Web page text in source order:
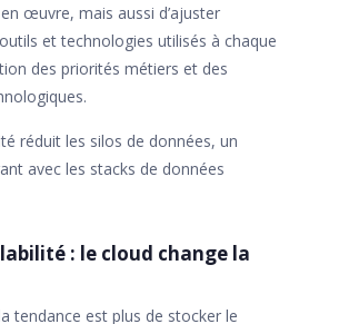
œuvre, mais aussi d’ajuster
et technologies utilisés à chaque
des priorités métiers et des
réduit les silos de données, un
avec les stacks de données
: le cloud change la
tendance est plus de stocker le